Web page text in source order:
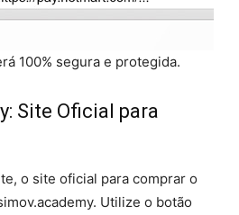
100% segura e protegida.
Site Oficial para
o site oficial para comprar o
Utilize o botão